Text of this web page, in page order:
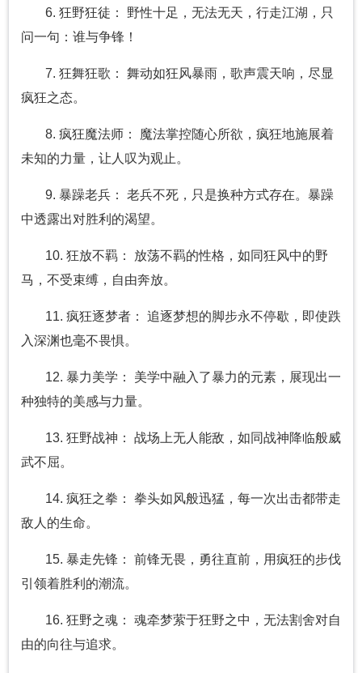
6. 狂野狂徒： 野性十足，无法无天，行走江湖，只
问一句：谁与争锋！
7. 狂舞狂歌： 舞动如狂风暴雨，歌声震天响，尽显
疯狂之态。
8. 疯狂魔法师： 魔法掌控随心所欲，疯狂地施展着
未知的力量，让人叹为观止。
9. 暴躁老兵： 老兵不死，只是换种方式存在。暴躁
中透露出对胜利的渴望。
10. 狂放不羁： 放荡不羁的性格，如同狂风中的野
马，不受束缚，自由奔放。
11. 疯狂逐梦者： 追逐梦想的脚步永不停歇，即使跌
入深渊也毫不畏惧。
12. 暴力美学： 美学中融入了暴力的元素，展现出一
种独特的美感与力量。
13. 狂野战神： 战场上无人能敌，如同战神降临般威
武不屈。
14. 疯狂之拳： 拳头如风般迅猛，每一次出击都带走
敌人的生命。
15. 暴走先锋： 前锋无畏，勇往直前，用疯狂的步伐
引领着胜利的潮流。
16. 狂野之魂： 魂牵梦萦于狂野之中，无法割舍对自
由的向往与追求。